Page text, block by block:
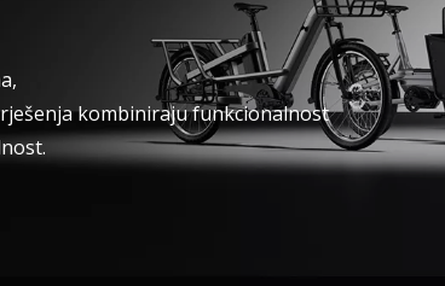
kombiniraju funkcionalnost